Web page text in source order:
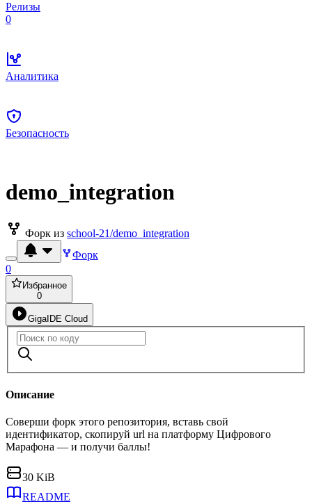
Релизы
0
Аналитика
Безопасность
demo_integration
Форк из school-21/demo_integration
Форк
0
Избранное
0
GigaIDE Cloud
Описание
Соверши форк этого репозитория, вставь свой
идентификатор, скопируй url на платформу Цифрового
Марафона — и получи баллы!
30 KiB
README